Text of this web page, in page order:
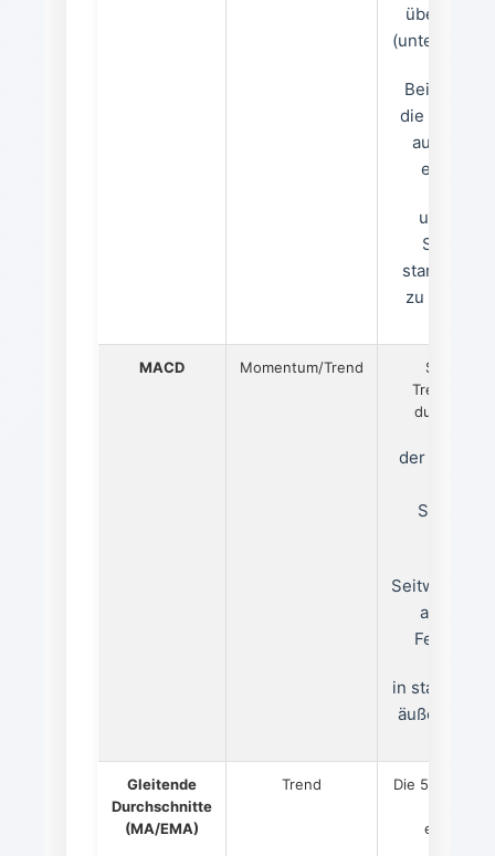
(unter 30)
Bei Silber
die
auf 80/20
um
Signale
starken
zu
MACD Momentum/Trend
durch
der MACD-
anfällig
in starken
äußerst
Gleitende
Durchschnitte
(MA/EMA)
Trend
Die 50er und